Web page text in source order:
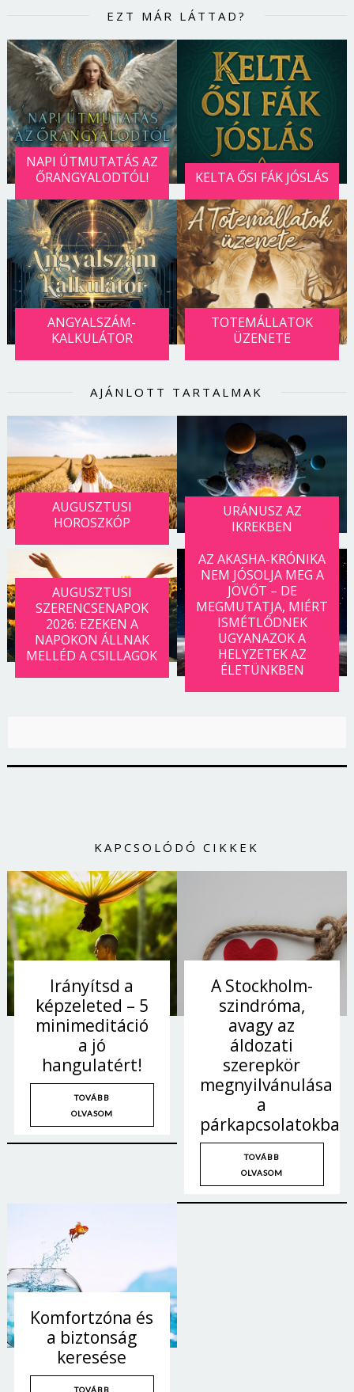
EZT MÁR LÁTTAD?
NAPI ÚTMUTATÁS AZ
ŐRANGYALODTÓL!
KELTA ŐSI FÁK JÓSLÁS
ANGYALSZÁM-
KALKULÁTOR
TOTEMÁLLATOK
ÜZENETE
AJÁNLOTT TARTALMAK
AUGUSZTUSI
HOROSZKÓP
URÁNUSZ AZ
IKREKBEN
AUGUSZTUSI
SZERENCSENAPOK
2026: EZEKEN A
NAPOKON ÁLLNAK
MELLÉD A CSILLAGOK
AZ AKASHA-KRÓNIKA
NEM JÓSOLJA MEG A
JÖVŐT – DE
MEGMUTATJA, MIÉRT
ISMÉTLŐDNEK
UGYANAZOK A
HELYZETEK AZ
ÉLETÜNKBEN
KAPCSOLÓDÓ CIKKEK
Irányítsd a
képzeleted – 5
minimeditáció
a jó
hangulatért!
TOVÁBB
OLVASOM
A Stockholm-
szindróma,
avagy az
áldozati
szerepkör
megnyilvánulása
a
párkapcsolatokban
TOVÁBB
OLVASOM
Komfortzóna és
a biztonság
keresése
TOVÁBB
Borsonline bejelentkezés
E-mail cím vagy felhasználónév